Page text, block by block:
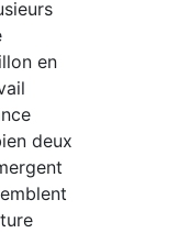
en
deux